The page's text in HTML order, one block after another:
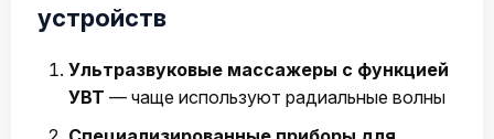
устройств
Ультразвуковые массажеры с функцией
УВТ — чаще используют радиальные волны